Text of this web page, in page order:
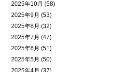
2025年10月 (58)
2025年9月 (53)
2025年8月 (32)
2025年7月 (47)
2025年6月 (51)
2025年5月 (50)
2025年4月 (37)